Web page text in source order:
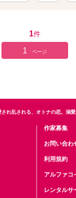
1件
1 ページ
され乱される、オトナの恋。溺
作家募集
お問い合わ
利用規約
アルファコ
レンタルサ